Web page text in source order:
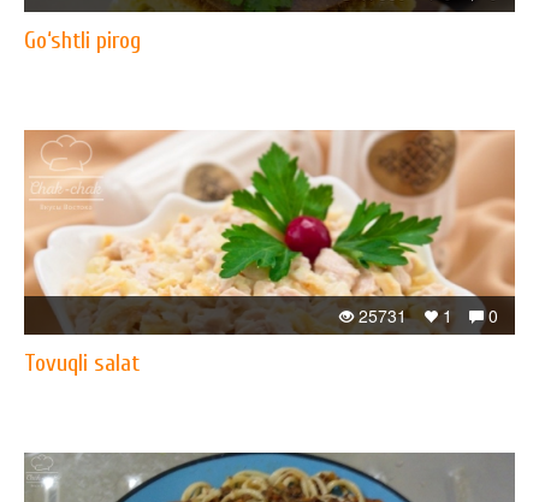
Go‘shtli pirog
0
1
25731
Tovuqli salat